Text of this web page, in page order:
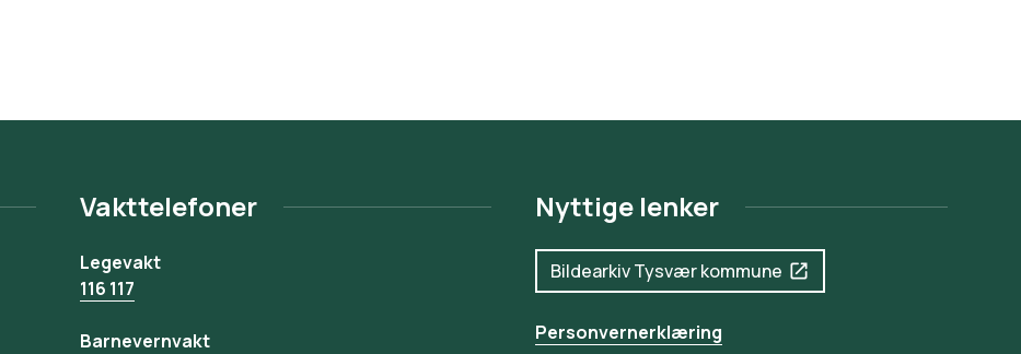
Vakttelefoner
Legevakt
116 117
Barnevernvakt
Nyttige lenker
Bildearkiv Tysvær kommune
Personvernerklæring